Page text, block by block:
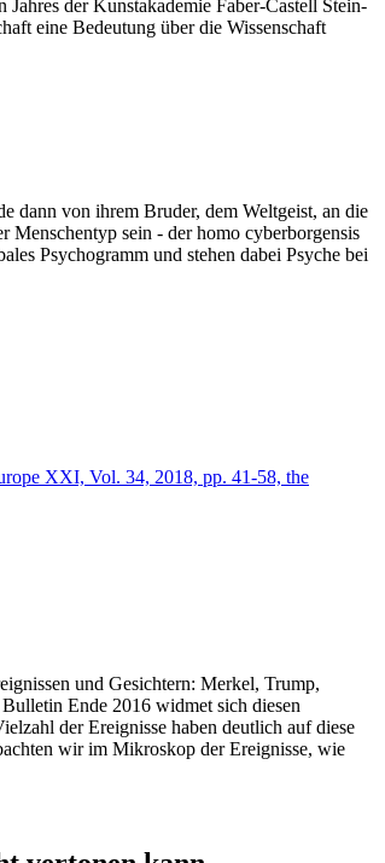
der Kunstakademie Faber-Castell Stein-
eine Bedeutung über die Wissenschaft
dann von ihrem Bruder, dem Weltgeist, an die
sein - der homo cyberborgensis
Psychogramm und stehen dabei Psyche bei
XXI, Vol. 34, 2018, pp. 41-58, the
und Gesichtern: Merkel, Trump,
Ende 2016 widmet sich diesen
der Ereignisse haben deutlich auf diese
wir im Mikroskop der Ereignisse, wie